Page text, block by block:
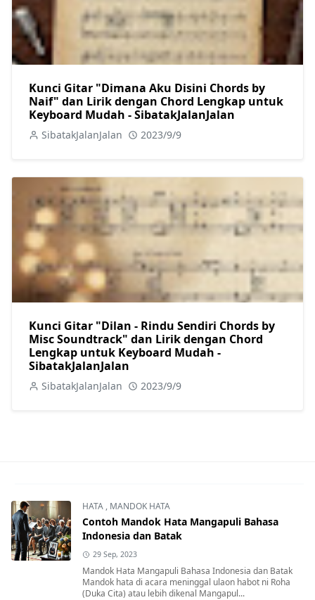
Kunci Gitar "Dimana Aku Disini Chords by
Naif" dan Lirik dengan Chord Lengkap untuk
Keyboard Mudah - SibatakJalanJalan
SibatakJalanJalan 2023/9/9
Kunci Gitar "Dilan - Rindu Sendiri Chords by
Misc Soundtrack" dan Lirik dengan Chord
Lengkap untuk Keyboard Mudah -
SibatakJalanJalan
SibatakJalanJalan 2023/9/9
HATA , MANDOK HATA
Contoh Mandok Hata Mangapuli Bahasa
Indonesia dan Batak
29 Sep, 2023
Mandok Hata Mangapuli Bahasa Indonesia dan Batak
Mandok hata di acara meninggal ulaon habot ni Roha
(Duka Cita) atau lebih dikenal Mangapul...